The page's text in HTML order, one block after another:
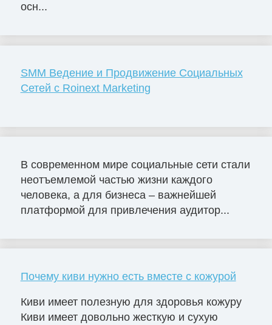
осн...
SMM Ведение и Продвижение Социальных
Сетей с Roinext Marketing
В современном мире социальные сети стали
неотъемлемой частью жизни каждого
человека, а для бизнеса – важнейшей
платформой для привлечения аудитор...
Почему киви нужно есть вместе с кожурой
Киви имеет полезную для здоровья кожуру
Киви имеет довольно жесткую и сухую